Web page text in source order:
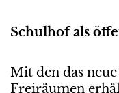
Schulhof als
Mit den das
Freiräumen